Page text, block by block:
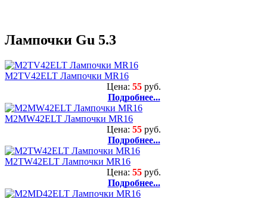
Лампочки Gu 5.3
M2TV42ELT Лампочки MR16
Цена: 55 руб.
Подробнее...
M2MW42ELT Лампочки MR16
Цена: 55 руб.
Подробнее...
M2TW42ELT Лампочки MR16
Цена: 55 руб.
Подробнее...